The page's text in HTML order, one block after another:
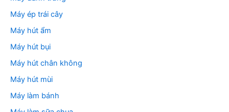
Máy ép trái cây
Máy hút ẩm
Máy hút bụi
Máy hút chân không
Máy hút mùi
Máy làm bánh